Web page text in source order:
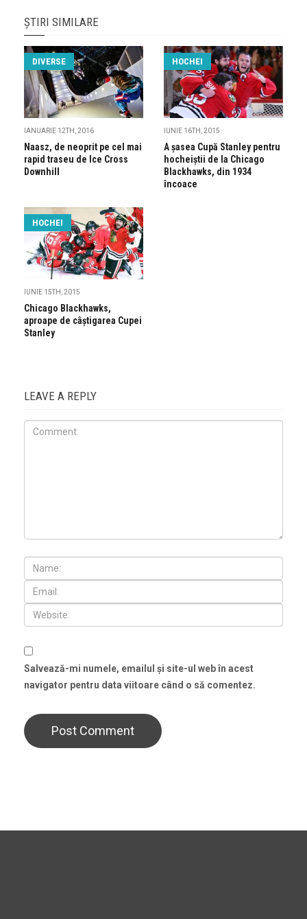
ȘTIRI SIMILARE
DIVERSE
IANUARIE 12TH, 2016
Naasz, de neoprit pe cel mai
rapid traseu de Ice Cross
Downhill
HOCHEI
IUNIE 16TH, 2015
A șasea Cupă Stanley pentru
hocheiștii de la Chicago
Blackhawks, din 1934
încoace
HOCHEI
IUNIE 15TH, 2015
Chicago Blackhawks,
aproape de câștigarea Cupei
Stanley
LEAVE A REPLY
Salvează-mi numele, emailul și site-ul web în acest
navigator pentru data viitoare când o să comentez.